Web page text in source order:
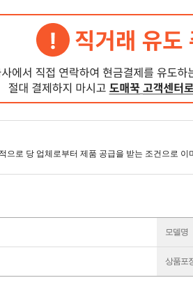
으로 당 업체로부터 제품 공급을 받는 조건으로 이
모델명
상품포